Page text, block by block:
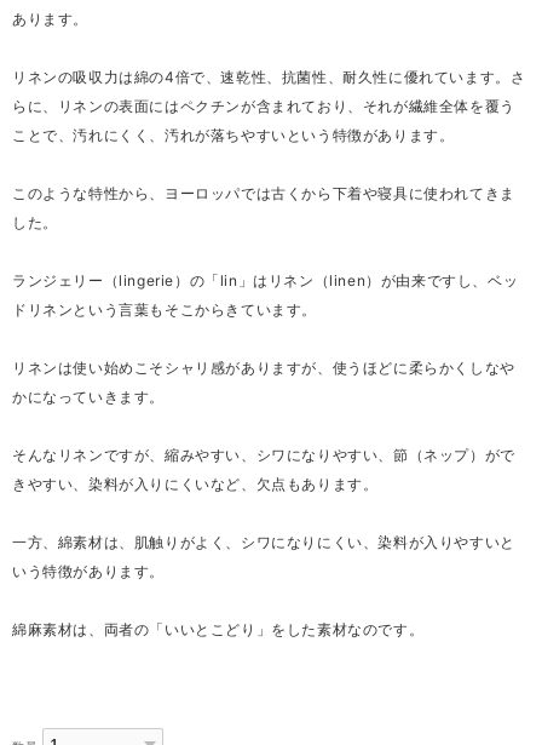
あります。
リネンの吸収力は綿の4倍で、速乾性、抗菌性、耐久性に優れています。さ
らに、リネンの表面にはペクチンが含まれており、それが繊維全体を覆う
ことで、汚れにくく、汚れが落ちやすいという特徴があります。
このような特性から、ヨーロッパでは古くから下着や寝具に使われてきま
した。
ランジェリー（lingerie）の「lin」はリネン（linen）が由来ですし、ベッ
ドリネンという言葉もそこからきています。
リネンは使い始めこそシャリ感がありますが、使うほどに柔らかくしなや
かになっていきます。
そんなリネンですが、縮みやすい、シワになりやすい、節（ネップ）がで
きやすい、染料が入りにくいなど、欠点もあります。
一方、綿素材は、肌触りがよく、シワになりにくい、染料が入りやすいと
いう特徴があります。
綿麻素材は、両者の「いいとこどり」をした素材なのです。